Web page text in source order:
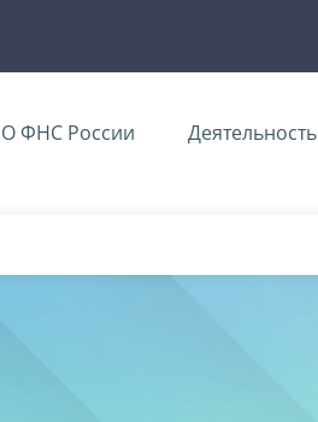
О ФНС России Деятельность